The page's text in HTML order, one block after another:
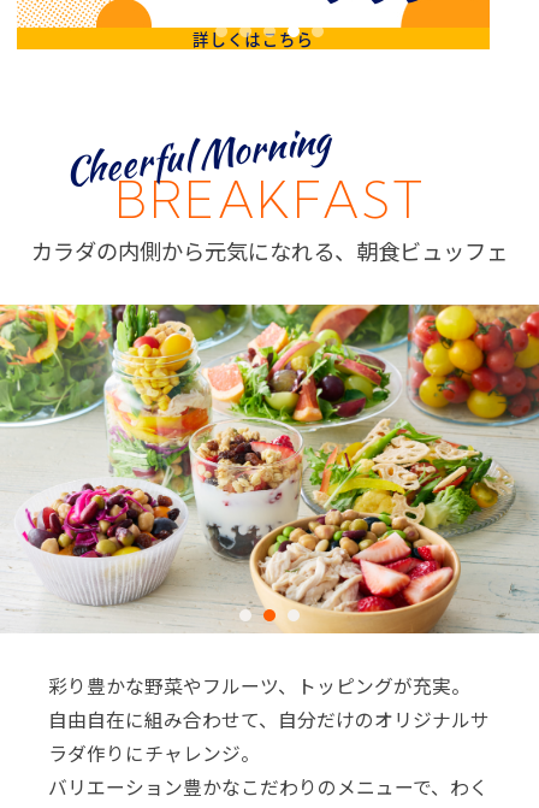
Cheerful Morning
BREAKFAST
カラダの内側から元気になれる、朝食ビュッフェ
彩り豊かな野菜やフルーツ、トッピングが充実。
自由自在に組み合わせて、自分だけのオリジナルサ
ラダ作りにチャレンジ。
バリエーション豊かなこだわりのメニューで、わく